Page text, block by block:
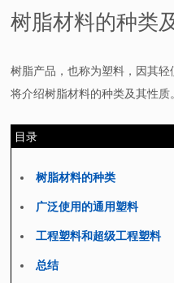
树脂材料的种类
树脂产品，也称为塑料，因其
将介绍树脂材料的种类及其性质
目录
树脂材料的种类
广泛使用的通用塑料
工程塑料和超级工程塑料
总结